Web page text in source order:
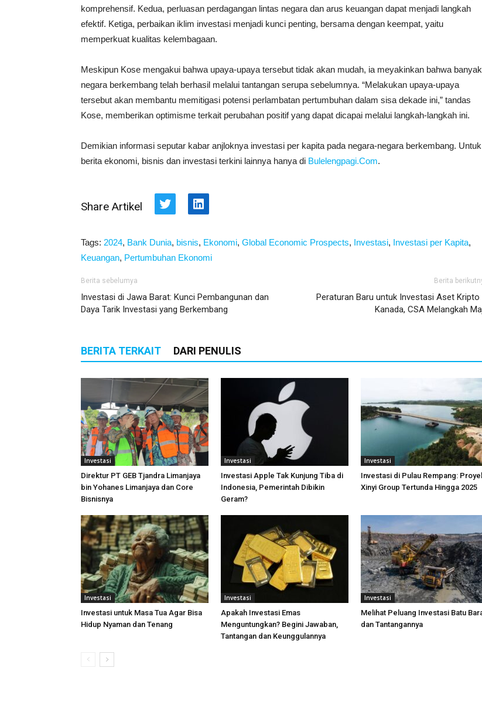
komprehensif. Kedua, perluasan perdagangan lintas negara dan arus keuangan dapat menjadi langkah
efektif. Ketiga, perbaikan iklim investasi menjadi kunci penting, bersama dengan keempat, yaitu
memperkuat kualitas kelembagaan.
Meskipun Kose mengakui bahwa upaya-upaya tersebut tidak akan mudah, ia meyakinkan bahwa banyak
negara berkembang telah berhasil melalui tantangan serupa sebelumnya. “Melakukan upaya-upaya
tersebut akan membantu memitigasi potensi perlambatan pertumbuhan dalam sisa dekade ini,” tandas
Kose, memberikan optimisme terkait perubahan positif yang dapat dicapai melalui langkah-langkah ini.
Demikian informasi seputar kabar anjloknya investasi per kapita pada negara-negara berkembang. Untuk
berita ekonomi, bisnis dan investasi terkini lainnya hanya di Bulelengpagi.Com.
Share Artikel Twitter LinkedIn
Tags: 2024, Bank Dunia, bisnis, Ekonomi, Global Economic Prospects, Investasi, Investasi per Kapita,
Keuangan, Pertumbuhan Ekonomi
Berita sebelumya
Investasi di Jawa Barat: Kunci Pembangunan dan
Daya Tarik Investasi yang Berkembang
Berita
Peraturan Baru untuk Investasi Aset Kripto
Kanada, CSA Melangkah
BERITA TERKAIT DARI PENULIS
Investasi
Direktur PT GEB Tjandra Limanjaya
bin Yohanes Limanjaya dan Core
Bisnisnya
Investasi
Investasi Apple Tak Kunjung Tiba di
Indonesia, Pemerintah Dibikin
Geram?
Investasi
Investasi di Pulau Rempang:
Xinyi Group Tertunda Hingga 2025
Investasi
Investasi untuk Masa Tua Agar Bisa
Hidup Nyaman dan Tenang
Investasi
Apakah Investasi Emas
Menguntungkan? Begini Jawaban,
Tantangan dan Keunggulannya
Investasi
Melihat Peluang Investasi Batu
dan Tantangannya